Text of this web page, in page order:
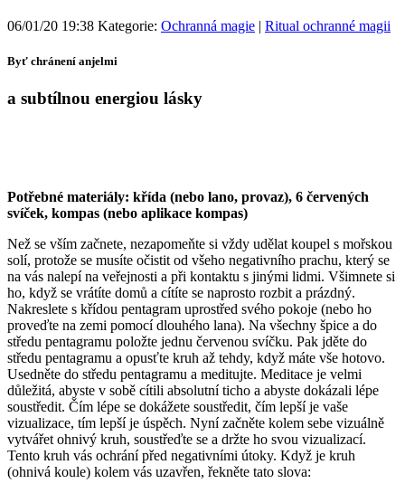
06/01/20 19:38 Kategorie: Ochranná magie | Ritual ochranné magii
Byť chránení anjelmi
a subtílnou energiou lásky
Potřebné materiály: křída (nebo lano, provaz), 6 červených
svíček, kompas (nebo aplikace kompas)
Než se vším začnete, nezapomeňte si vždy udělat koupel s mořskou
solí, protože se musíte očistit od všeho negativního prachu, který se
na vás nalepí na veřejnosti a při kontaktu s jinými lidmi. Všimnete si
ho, když se vrátíte domů a cítíte se naprosto rozbit a prázdný.
Nakreslete s křídou pentagram uprostřed svého pokoje (nebo ho
proveďte na zemi pomocí dlouhého lana). Na všechny špice a do
středu pentagramu položte jednu červenou svíčku. Pak jděte do
středu pentagramu a opusťte kruh až tehdy, když máte vše hotovo.
Usedněte do středu pentagramu a meditujte. Meditace je velmi
důležitá, abyste v sobě cítili absolutní ticho a abyste dokázali lépe
soustředit. Čím lépe se dokážete soustředit, čím lepší je vaše
vizualizace, tím lepší je úspěch. Nyní začněte kolem sebe vizuálně
vytvářet ohnivý kruh, soustřeďte se a držte ho svou vizualizací.
Tento kruh vás ochrání před negativními útoky. Když je kruh
(ohnivá koule) kolem vás uzavřen, řekněte tato slova: